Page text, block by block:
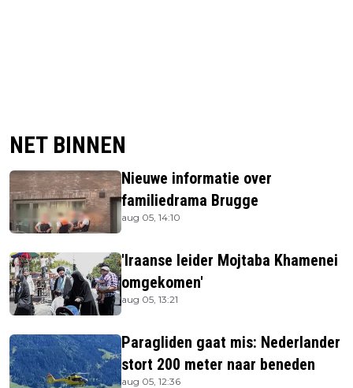
NET BINNEN
Nieuwe informatie over
familiedrama Brugge
aug 05, 14:10
'Iraanse leider Mojtaba Khamenei
omgekomen'
aug 05, 13:21
Paragliden gaat mis: Nederlander
stort 200 meter naar beneden
aug 05, 12:36